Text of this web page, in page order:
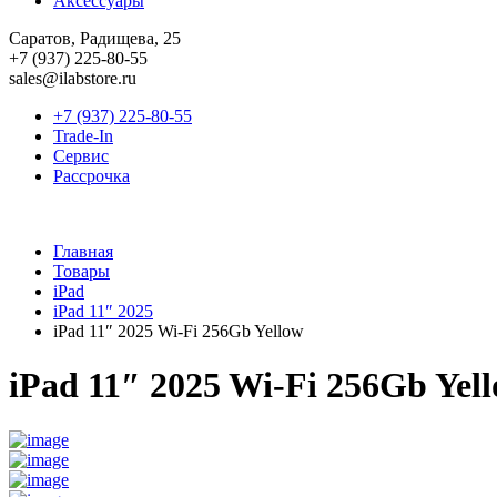
Саратов, Радищева, 25
+7 (937) 225-80-55
sales@ilabstore.ru
+7 (937) 225-80-55
Trade-In
Сервис
Рассрочка
Главная
Товары
iPad
iPad 11″ 2025
iPad 11″ 2025 Wi-Fi 256Gb Yellow
iPad 11″ 2025 Wi-Fi 256Gb